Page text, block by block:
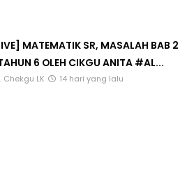
MATEMATIK SR, MASALAH BAB 2
6 OLEH CIKGU ANITA #AL...
Chekgu LK 14 hari yang lalu